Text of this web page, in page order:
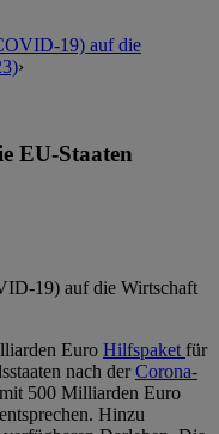
19) auf die
›
EU-Staaten
19) auf die Wirtschaft
Euro Hilfspaketfür
nach derCorona-
500 Milliarden Euro
Hinzu